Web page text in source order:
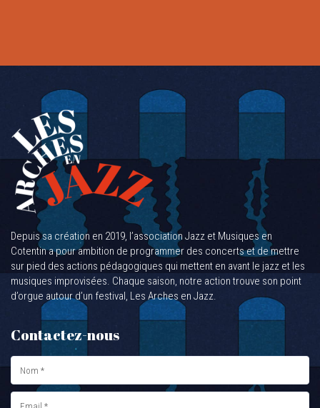
Depuis sa création en 2019, l’association Jazz et Musiques en
Cotentin a pour ambition de programmer des concerts et de mettre
sur pied des actions pédagogiques qui mettent en avant le jazz et les
musiques improvisées. Chaque saison, notre action trouve son point
d’orgue autour d’un festival, Les Arches en Jazz.
Contactez-nous